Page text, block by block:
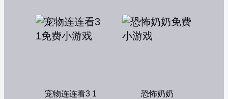
宠物连连看3 1 恐怖奶奶